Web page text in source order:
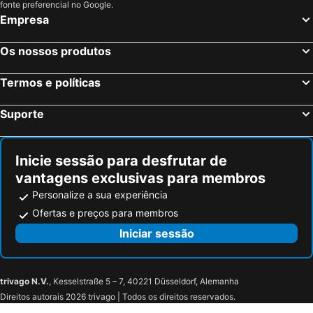
Rotselaar, bed and breakfasts
Scherpenheuvel-Zichem, bed and breakfasts
Yvoir, bed and breakfasts
Bever, bed and breakfasts
Schelle, bed and breakfasts
Montigny-le-Tilleul, bed and breakfasts
Linter, bed and breakfasts
Haaltert, bed and breakfasts
Zemst, bed and breakfasts
fonte preferencial no Google.
Empresa
Os nossos produtos
Termos e políticas
Suporte
Inicie sessão para desfrutar de
vantagens exclusivas para membros
Personalize a sua experiência
Ofertas e preços para membros
Iniciar sessão
trivago N.V., Kesselstraße 5 – 7, 40221 Düsseldorf, Alemanha
Direitos autorais 2026 trivago | Todos os direitos reservados.